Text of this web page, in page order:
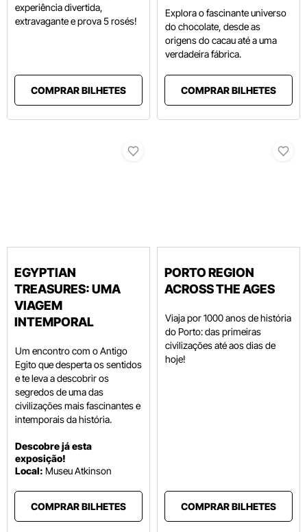
experiência divertida,
extravagante e prova 5 rosés!
COMPRAR BILHETES
Explora o fascinante universo
do chocolate, desde as
origens do cacau até a uma
verdadeira fábrica.
COMPRAR BILHETES
EGYPTIAN
TREASURES: UMA
VIAGEM
INTEMPORAL
Um encontro com oAntigo
Egito que desperta os sentidos
e te leva a descobrir os
segredos de uma das
civilizações mais fascinantes e
intemporais da história.
Descobre já esta
exposição!
Local: MuseuAtkinson
COMPRAR BILHETES
PORTO REGION
ACROSS THE AGES
Viaja por 1000 anos de história
do Porto: das primeiras
civilizações até aos dias de
hoje!
COMPRAR BILHETES